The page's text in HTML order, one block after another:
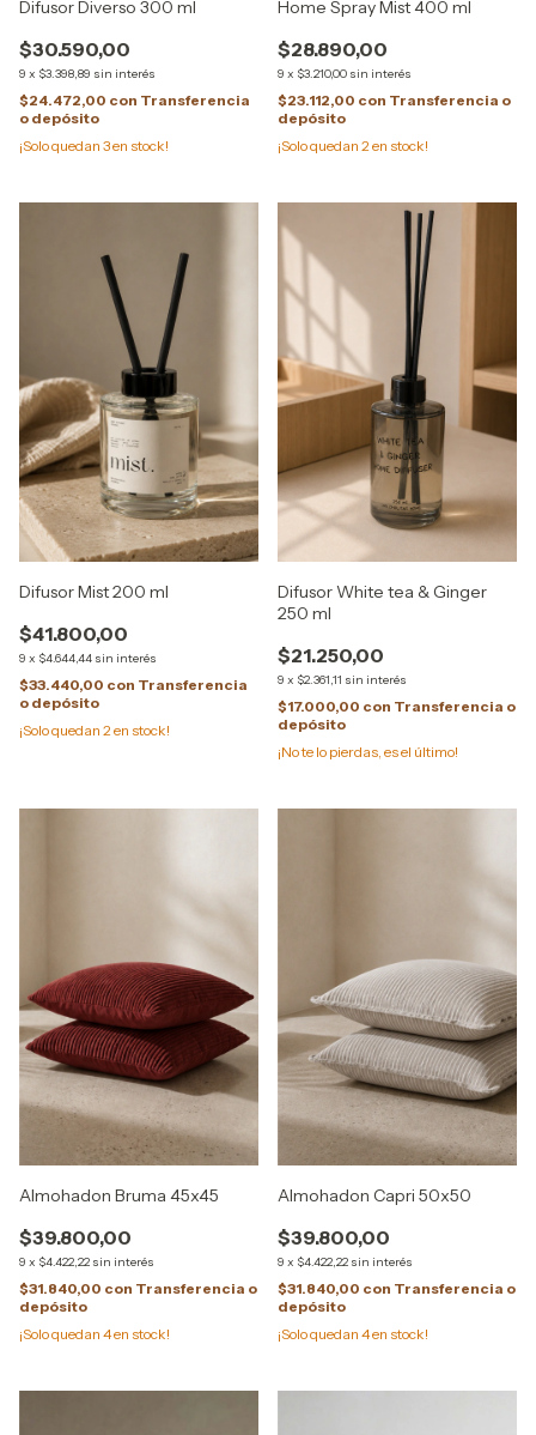
Difusor Diverso 300 ml
$30.590,00
9 x $3.398,89 sin interés
$24.472,00 con Transferencia
o depósito
¡Solo quedan 3en stock!
Home Spray Mist 400 ml
$28.890,00
9 x $3.210,00 sin interés
$23.112,00 con Transferencia o
depósito
¡Solo quedan 2 en stock!
Difusor Mist 200 ml
$41.800,00
9 x $4.644,44 sin interés
$33.440,00 con Transferencia
o depósito
¡Solo quedan 2 en stock!
Difusor White tea & Ginger
250 ml
$21.250,00
9 x $2.361,11 sin interés
$17.000,00 con Transferencia o
depósito
¡No te lo pierdas, es el último!
Almohadon Bruma 45x45
$39.800,00
9 x $4.422,22 sin interés
$31.840,00 con Transferencia o
depósito
¡Solo quedan 4en stock!
Almohadon Capri 50x50
$39.800,00
9 x $4.422,22 sin interés
$31.840,00 con Transferencia o
depósito
¡Solo quedan 4en stock!